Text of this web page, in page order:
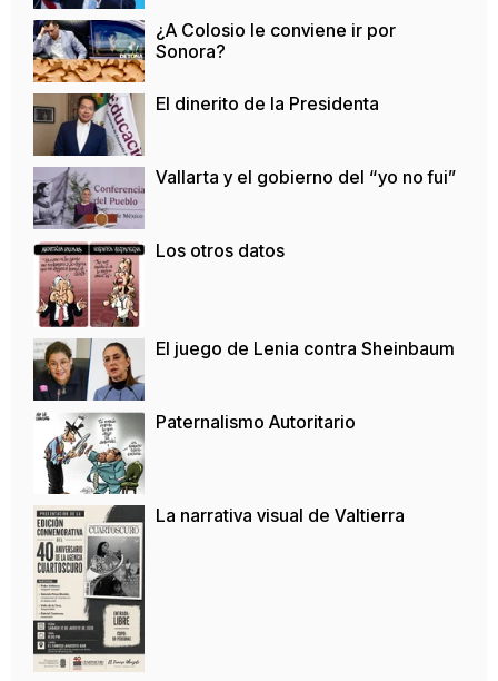
¿A Colosio le conviene ir por
Sonora?
El dinerito de la Presidenta
Vallarta y el gobierno del “yo no fui”
Los otros datos
El juego de Lenia contra Sheinbaum
Paternalismo Autoritario
La narrativa visual de Valtierra